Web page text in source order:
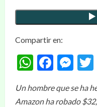
Compartir en:
Un hombre que se ha
Amazon ha robado